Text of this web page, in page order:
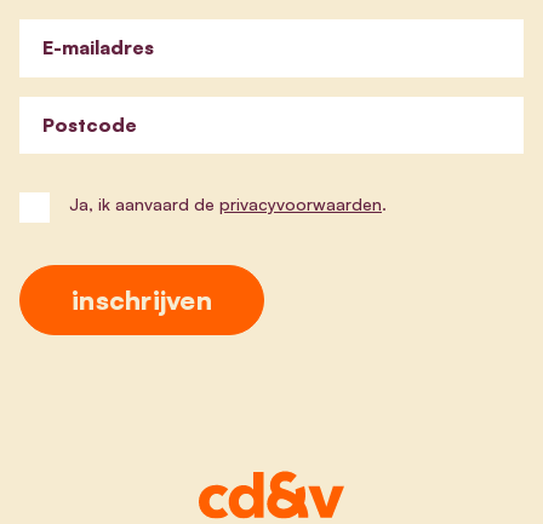
E-mailadres
Postcode
Ja, ik aanvaard de privacyvoorwaarden.